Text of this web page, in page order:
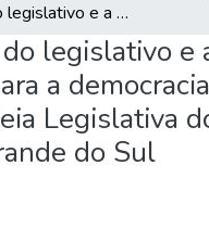
A escola do legislativo e a educação política para a democracia na Assembleia Legislativa do estado do Rio Grande do Sul
legislativo e
a
Legislativa
do Sul